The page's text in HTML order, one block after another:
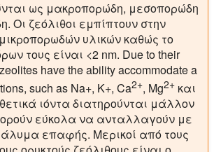
ως μακροπορώδη, μεσοπορώδη
Οι ζεόλιθοι εμπίπτουν στην
υλικών καθώς το
τους είναι <2 nm. Due to their
have the ability accommodate a
such as Na+, K+, Ca2+, Mg2+ και
ιόντα διατηρούνται μάλλον
εύκολα να ανταλλαγούν με
επαφής. Μερικοί από τους